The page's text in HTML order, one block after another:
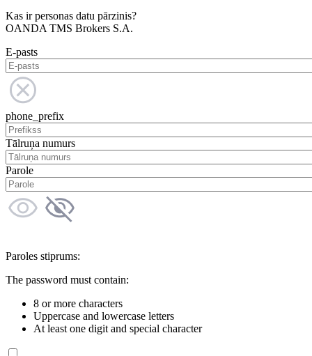
Kas ir personas datu pārzinis?
OANDA TMS Brokers S.A.
E-pasts
phone_prefix
Tālruņa numurs
Parole
Paroles stiprums:
The password must contain:
8 or more characters
Uppercase and lowercase letters
At least one digit and special character